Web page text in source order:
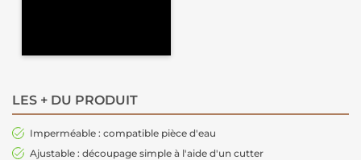
LES + DU PRODUIT
Imperméable : compatible pièce d'eau
Ajustable : découpage simple à l'aide d'un cutter